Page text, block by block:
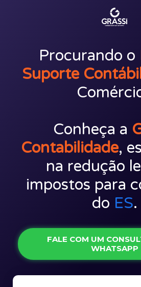
Procurando o
Suporte
Conheça a
Contabilidade,
na redução
impostos para
do ES.
FALE COM UM
WHATSAPP